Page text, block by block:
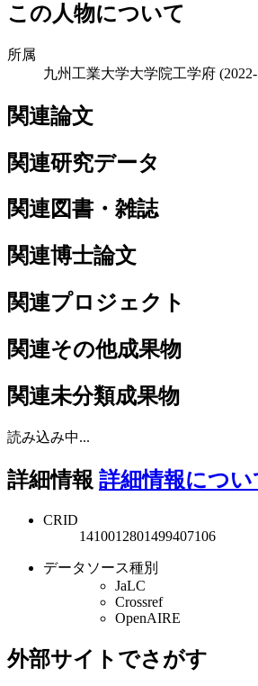
この人物について
所属
九州工業大学大学院工学府
関連論文
関連研究データ
関連図書・雑誌
関連博士論文
関連プロジェクト
関連その他成果物
関連未分類成果物
読み込み中...
詳細情報 詳細情報につい
CRID
1410012801499407106
データソース種別
JaLC
Crossref
OpenAIRE
外部サイトでさがす